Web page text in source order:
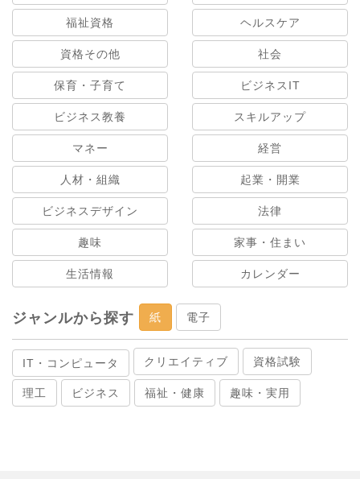
福祉資格 ヘルスケア
資格その他 社会
保育・子育て ビジネスIT
ビジネス教養 スキルアップ
マネー 経営
人材・組織 起業・開業
ビジネスデザイン 法律
趣味 家事・住まい
生活情報 カレンダー
ジャンルから探す 紙 電子
IT・コンピュータ クリエイティブ 資格試験
理工 ビジネス 福祉・健康 趣味・実用